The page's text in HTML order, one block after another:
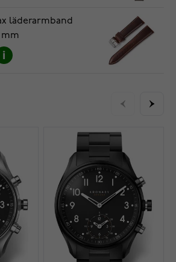
läderarmband